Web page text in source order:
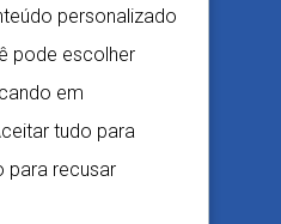
personalizado
pode escolher
em
tudo para
para recusar